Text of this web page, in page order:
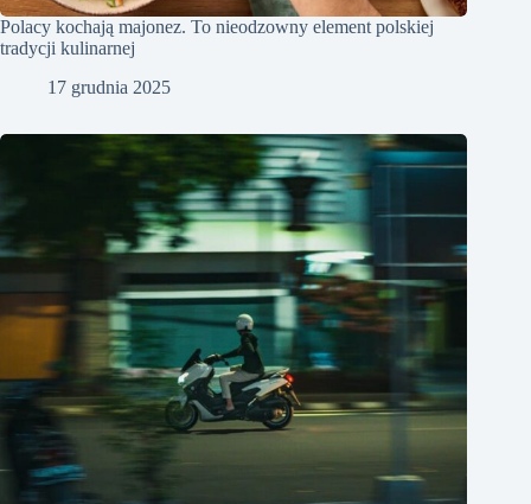
Polacy kochają majonez. To nieodzowny element polskiej
tradycji kulinarnej
17 grudnia 2025